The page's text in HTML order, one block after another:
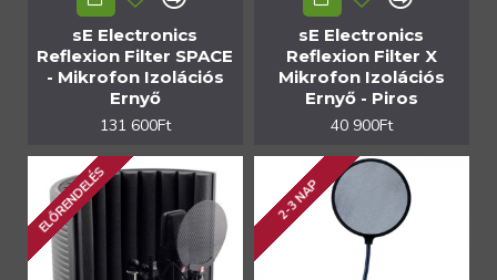
sE Electronics
Reflexion Filter SPACE
- Mikrofon Izolációs
Ernyő
131 600Ft
sE Electronics
Reflexion Filter X
Mikrofon Izolációs
Ernyő - Piros
40 900Ft
ELŐRENDELÉS 2-3 NAP